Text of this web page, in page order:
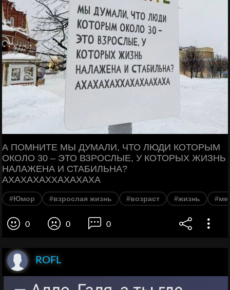
А ПОМНИТЕ МЫ ДУМАЛИ, ЧТО ЛЮДИ КОТОРЫМ
ОКОЛО 30 – ЭТО ВЗРОСЛЫЕ, У КОТОРЫХ ЖИЗНЬ
НАЛАЖЕНА И СТАБИЛЬНА?
АХАХАХАХХАХАХАХА
#Юмор #взрослая жизнь #возраст #жизнь
0 0 0
ROFL